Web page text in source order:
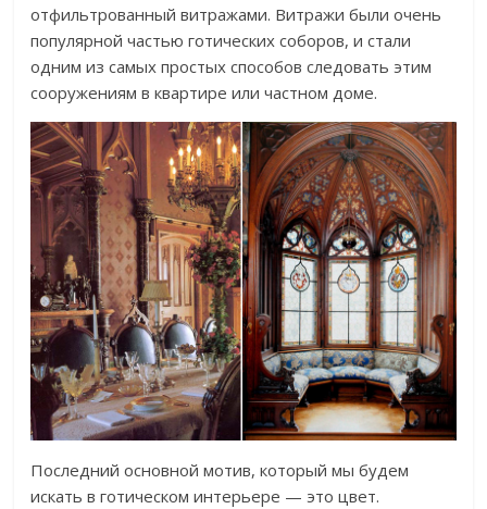
отфильтрованный витражами. Витражи были очень
популярной частью готических соборов, и стали
одним из самых простых способов следовать этим
сооружениям в квартире или частном доме.
Последний основной мотив, который мы будем
искать в готическом интерьере — это цвет.